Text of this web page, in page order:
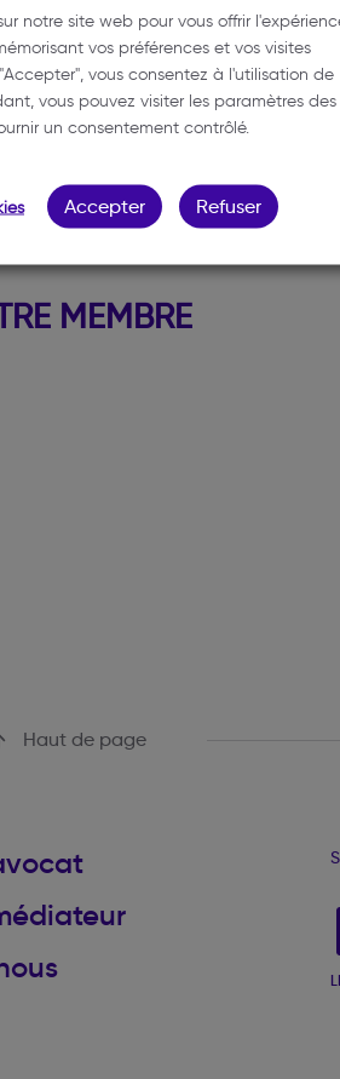
8 Cours Georges
33000 BORDEAUX
09 63 23 50 97
MEMBRE
Haut de page
notre site web pour vous offrir
vos préférences et vos visites
vous consentez à l'utilisation de
vous pouvez visiter les paramètres des
un consentement contrôlé.
Accepter Refuser